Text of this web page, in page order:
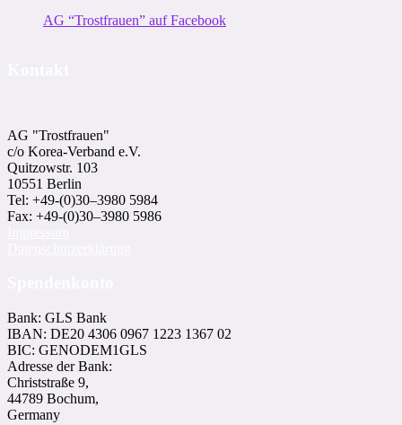
AG “Trostfrauen” auf Facebook
AG "Trostfrauen"
c/o Korea-Ver­band e.V.
Quitzowstr. 103
10551 Berlin
Tel: +49-(0)30–3980 5984
Fax: +49-(0)30–3980 5986
Bank: GLS Bank
IBAN: DE20 4306 0967 1223 1367 02
BIC: GENODEM1GLS
Adresse der Bank:
Christstraße 9,
44789 Bochum,
Germany